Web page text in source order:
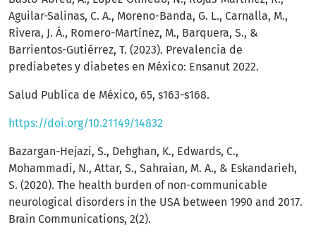
Aguilar-Salinas, C. A., Moreno-Banda, G. L., Carnalla, M.,
Rivera, J. Á., Romero-Martínez, M., Barquera, S., &
Barrientos-Gutiérrez, T. (2023). Prevalencia de
prediabetes y diabetes en México: Ensanut 2022.
Salud Publica de México, 65, s163-s168.
https://doi.org/10.21149/14832
Bazargan-Hejazi, S., Dehghan, K., Edwards, C.,
Mohammadi, N., Attar, S., Sahraian, M. A., & Eskandarieh,
S. (2020). The health burden of non-communicable
neurological disorders in the USA between 1990 and 2017.
Brain Communications, 2(2).